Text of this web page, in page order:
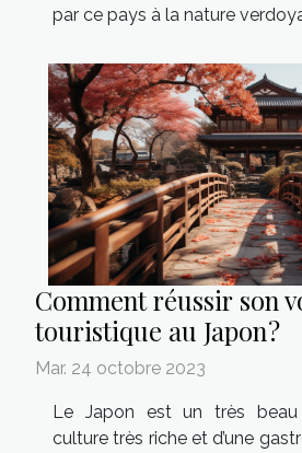
par ce pays à la nature
Comment réussir son
touristique au Japon ?
Mar. 24 octobre 2023
Le Japon est un très beau
culture très riche et d’une